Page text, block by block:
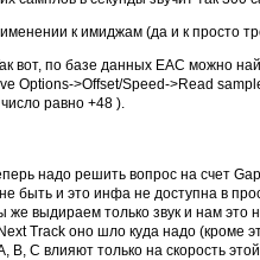
к имиджам (да и к просто
вот, по базе данных EAC можно
Options->Offset/Speed->Read
равно +48 ).
надо решить вопрос на счет
быть и это инфа не доступна в
выдираем только звук и нам это
Track оно шло куда надо (кроме
B, C влияют только на скорость